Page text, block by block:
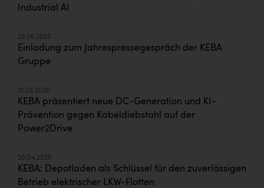
Industrial AI
29.06.2026
Einladung zum Jahrespressegespräch der KEBA
Gruppe
21.05.2026
KEBA präsentiert neue DC-Generation und KI-
Prävention gegen Kabeldiebstahl auf der
Power2Drive
20.04.2026
KEBA: Depotladen als Schlüssel für den zuverlässigen
Betrieb elektrischer LKW-Flotten